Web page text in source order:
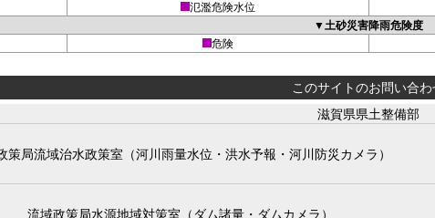
氾濫危険水位
▼土砂災害降雨危険度
危険
このサイトのお問い合わ
滋賀県県土整備部
策局流域治水政策室（河川雨量水位・洪水予報・河川防災カメラ）
流域政策局水源地域対策室（ダム諸量・ダムカメラ）